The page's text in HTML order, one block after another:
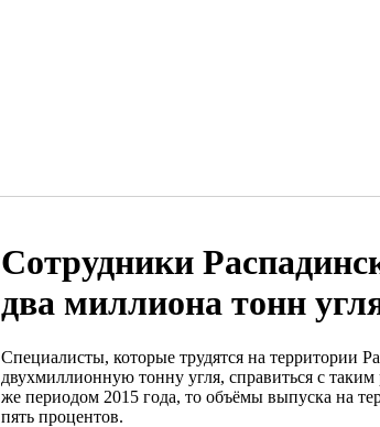
Сотрудники
два миллиона тонн
Специалисты, которые трудятся на территории
двухмиллионную тонну угля, справиться с
же периодом 2015 года, то объёмы выпуска на
пять процентов.